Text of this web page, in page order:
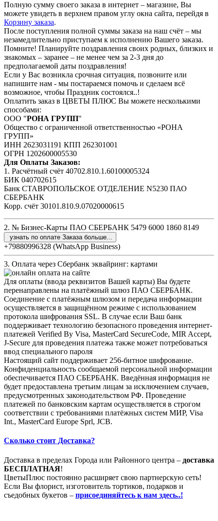
Полную сумму своего заказа в интернет – магазине, Вы
можете увидеть в верхнем правом углу окна сайта, перейдя в
Корзину заказа.
После поступления полной суммы заказа на наш счёт – мы
незамедлительно приступаем к исполнению Вашего заказа.
Помните! Планируйте поздравления своих родных, близких и
знакомых – заранее – не менее чем за 2-3 дня до
предполагаемой даты поздравления!
Если у Вас возникла срочная ситуация, позвоните или
напишите нам - мы постараемся помочь и сделаем всё
возможное, чтобы Праздник состоялся..!
Оплатить заказ в ЦВЕТЫ ПЛЮС Вы можете несколькими
способами:
ООО "РОНА ГРУПП"
Общество с ограниченной ответственностью «РОНА
ГРУПП»
ИНН 2623031191 КПП 262301001
ОГРН 1202600005530
Для Оплаты Заказов:
1. Расчётный счёт 40702.810.1.60100005324
БИК 040702615
Банк СТАВРОПОЛЬСКОЕ ОТДЕЛЕНИЕ N5230 ПАО
СБЕРБАНК
Корр. счёт 30101.810.9.07020000615
2. № Бизнес-Карты ПАО СБЕРБАНК 5479 6000 1860 8149
узнать по оплате Заказа больше...
+79880996328 (WhatsApp Business)
3. Оплата через Сбербанк эквайринг: картами
Для оплаты (ввода реквизитов Вашей карты) Вы будете
перенаправлены на платёжный шлюз ПАО СБЕРБАНК.
Соединение с платёжным шлюзом и передача информации
осуществляется в защищённом режиме с использованием
протокола шифрования SSL. В случае если Ваш банк
поддерживает технологию безопасного проведения интернет-
платежей Verified By Visa, MasterCard SecureCode, MIR Accept,
J-Secure для проведения платежа также может потребоваться
ввод специального пароля
Настоящий сайт поддерживает 256-битное шифрование.
Конфиденциальность сообщаемой персональной информации
обеспечивается ПАО СБЕРБАНК. Введённая информация не
будет предоставлена третьим лицам за исключением случаев,
предусмотренных законодательством РФ. Проведение
платежей по банковским картам осуществляется в строгом
соответствии с требованиями платёжных систем МИР, Visa
Int., MasterCard Europe Sprl, JCB.
Сколько стоит Доставка?
Доставка в пределах Города или Районного центра – доставка
БЕСПЛАТНАЯ!
ЦветыПлюс постоянно расширяет свою партнерскую сеть!
Если Вы флорист, изготовитель тортиков, подарков и
съедобных букетов – присоединяйтесь к нам здесь..!